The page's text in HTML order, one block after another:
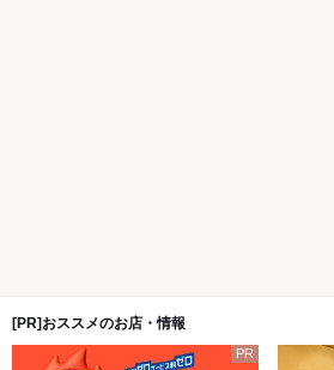
[PR]おススメのお店・情報
PR